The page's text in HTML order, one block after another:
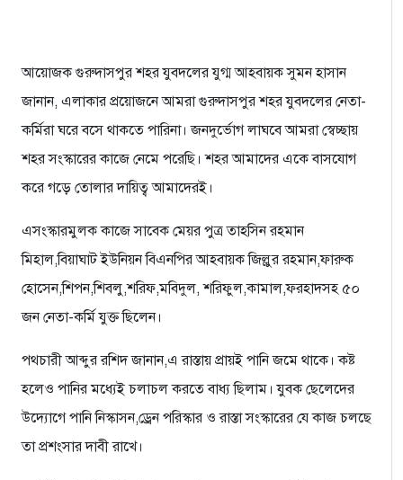
আয়োজক গুরুদাসপুর শহর যুবদলের যুগ্ম আহবায়ক সুমন হাসান
জানান, এলাকার প্রয়োজনে আমরা গুরুদাসপুর শহর যুবদলের নেতা-
কর্মিরা ঘরে বসে থাকতে পারিনা। জনদুর্ভোগ লাঘবে আমরা স্বেচ্ছায়
শহর সংস্কারের কাজে নেমে পরেছি। শহর আমাদের একে বাসযোগ
করে গড়ে তোলার দায়িত্ব আমাদেরই।
এসংস্কারমুলক কাজে সাবেক মেয়র পুত্র তাহসিন রহমান
মিহাল,বিয়াঘাট ইউনিয়ন বিএনপির আহবায়ক জিল্লুর রহমান,ফারুক
হোসেন,শিপন,শিবলু,শরিফ,মবিদুল, শরিফুল,কামাল,ফরহাদসহ ৫০
জন নেতা-কর্মি যুক্ত ছিলেন।
পথচারী আব্দুর রশিদ জানান,এ রাস্তায় প্রায়ই পানি জমে থাকে। কষ্ট
হলেও পানির মধ্যেই চলাচল করতে বাধ্য ছিলাম। যুবক ছেলেদের
উদ্যোগে পানি নিস্কাসন,ড্রেন পরিস্কার ও রাস্তা সংস্কারের যে কাজ চলছে
তা প্রশংসার দাবী রাখে।